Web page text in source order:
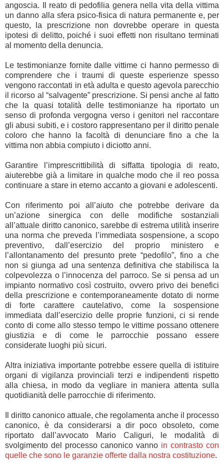
angoscia. Il reato di pedofilia genera nella vita della vittima
un danno alla sfera psico-fisica di natura permanente e, per
questo, la prescrizione non dovrebbe operare in questa
ipotesi di delitto, poiché i suoi effetti non risultano terminati
al momento della denuncia.
Le testimonianze fornite dalle vittime ci hanno permesso di
comprendere che i traumi di queste esperienze spesso
vengono raccontati in età adulta e questo agevola parecchio
il ricorso al “salvagente” prescrizione. Si pensi anche al fatto
che la quasi totalità delle testimonianze ha riportato un
senso di profonda vergogna verso i genitori nel raccontare
gli abusi subiti, e i costoro rappresentano per il diritto penale
coloro che hanno la facoltà di denunciare fino a che la
vittima non abbia compiuto i diciotto anni.
Garantire l’imprescrittibilità di siffatta tipologia di reato,
aiuterebbe già a limitare in qualche modo che il reo possa
continuare a stare in eterno accanto a giovani e adolescenti.
Con riferimento poi all’aiuto che potrebbe derivare da
un’azione sinergica con delle modifiche sostanziali
all’attuale diritto canonico, sarebbe di estrema utilità inserire
una norma che preveda l’immediata sospensione, a scopo
preventivo, dall’esercizio del proprio ministero e
l’allontanamento del presunto prete “pedofilo”, fino a che
non si giunga ad una sentenza definitiva che stabilisca la
colpevolezza o l’innocenza del parroco. Se si pensa ad un
impianto normativo così costruito, ovvero privo dei benefici
della prescrizione e contemporaneamente dotato di norme
di forte carattere cautelativo, come la sospensione
immediata dall’esercizio delle proprie funzioni, ci si rende
conto di come allo stesso tempo le vittime possano ottenere
giustizia e di come le parrocchie possano essere
considerate luoghi più sicuri.
Altra iniziativa importante potrebbe essere quella di istituire
organi di vigilanza provinciali terzi e indipendenti rispetto
alla chiesa, in modo da vegliare in maniera attenta sulla
quotidianità delle parrocchie di riferimento.
Il diritto canonico attuale, che regolamenta anche il processo
canonico, è da considerarsi a dir poco obsoleto, come
riportato dall’avvocato Mario Caliguri, le modalità di
svolgimento del processo canonico vanno in contrasto con
quelle che sono le garanzie offerte dalla nostra costituzione.